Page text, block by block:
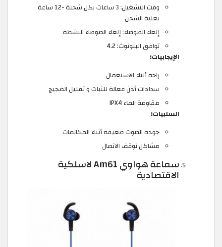
وقت التشغيل: 3 ساعات بكل شحنة -12 ساعة
بعلبة الشحن
إلغاء الضوضاء: إلغاء الضوضاء النشطة
توافق البلوتوث: 4.2
الإيجابيات:
راحة أثناء الاستعمال
سدادات أذن فعالة للثبات و تقليل الضجيج
مقاومة الماء IPX4
السلبيات:
جودة الصوت ضعيفة أثناء المكالمات
مشاكل توقف الاتصال
سماعة هواوي Am61 لاسلكية
الاقتصادية